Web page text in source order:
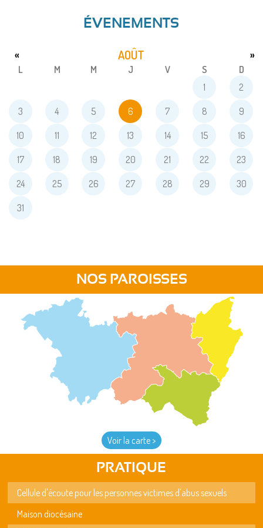
ÉVENEMENTS
AOÛT
« »
L M M J V S
D
1
2
3 4 5 6 7 8 9
10 11 12 13 14 15 16
17 18 19 20 21 22 23
24 25 26 27 28 29 30
31
NOS PAROISSES
Voir la carte >
PRATIQUE
Cellule d'écoute pour les personnes victimes d'abus sexuels
Maison diocésaine